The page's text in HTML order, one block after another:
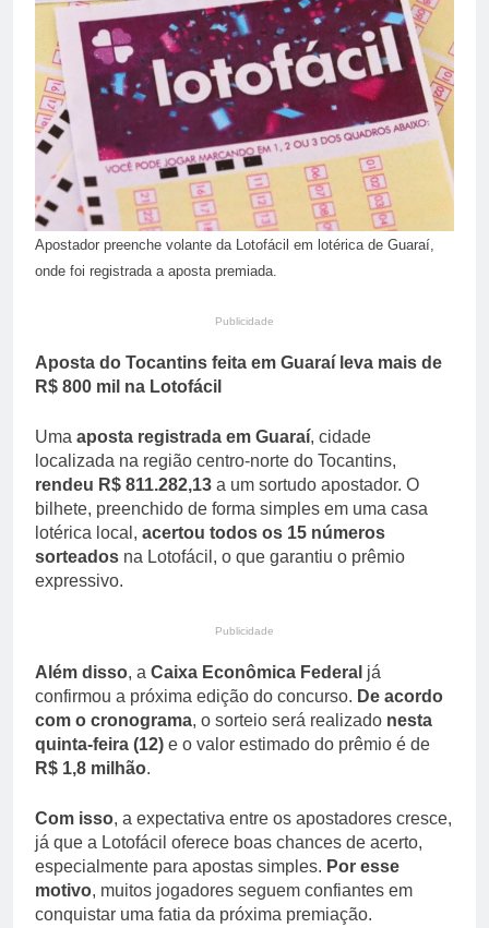
propriedade privada após
protestos em Buenos
Aires
46 Minutos Ago
Apollo compra EasyJet
por £ 5,7 bilhões e
redesenha mercado de
baixo custo na Europa
46 Minutos Ago
Apostador preenche volante da Lotofácil em lotérica de Guaraí,
onde foi registrada a aposta premiada.
Publicidade
Aposta do Tocantins feita em Guaraí leva mais de
R$ 800 mil na Lotofácil
Uma aposta registrada em Guaraí, cidade
localizada na região centro-norte do Tocantins,
rendeu R$ 811.282,13 a um sortudo apostador. O
bilhete, preenchido de forma simples em uma casa
lotérica local, acertou todos os 15 números
sorteados na Lotofácil, o que garantiu o prêmio
expressivo.
Publicidade
Além disso, a Caixa Econômica Federal já
confirmou a próxima edição do concurso. De acordo
com o cronograma, o sorteio será realizado nesta
quinta-feira (12) e o valor estimado do prêmio é de
R$ 1,8 milhão.
Com isso, a expectativa entre os apostadores cresce,
já que a Lotofácil oferece boas chances de acerto,
especialmente para apostas simples. Por esse
motivo, muitos jogadores seguem confiantes em
conquistar uma fatia da próxima premiação.